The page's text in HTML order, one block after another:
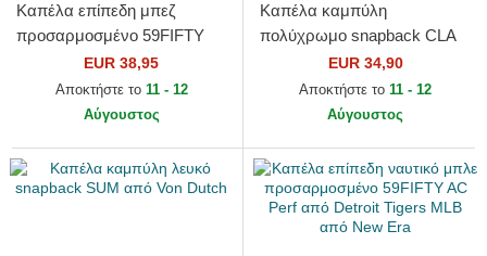
Καπέλα επίπεδη μπεζ
προσαρμοσμένο 59FIFTY
League Essential από New
York Yankees MLB από New
EUR 38,95
Αποκτήστε το 11 - 12
Αύγουστος
Καπέλα καμπύλη
πολύχρωμο snapback CLA
από Von DutchEUR 34,90
Αποκτήστε το 11 - 12
Αύγουστος